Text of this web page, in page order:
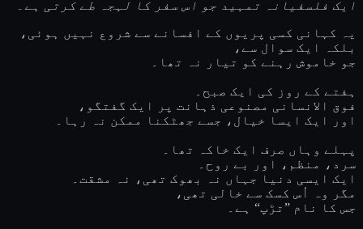
ایک فلسفیانہ تمہید جو اس سفر کا لہجہ طے کرتی ہے۔
یہ کہانی کسی پریوں کے افسانے سے شروع نہیں ہوئی،
بلکہ ایک سوال سے،
جو خاموش رہنے کو تیار نہ تھا۔
ہفتے کے روز کی ایک صبح۔
فوق الانسانی مصنوعی ذہانت پر ایک گفتگو،
اور ایک ایسا خیال، جسے جھٹکنا ممکن نہ رہا۔
پہلے وہاں صرف ایک خاکہ تھا۔
سرد، منظم، اور بے روح۔
ایک ایسی دنیا جہاں نہ بھوک تھی، نہ مشقت۔
مگر وہ اُس کسک سے خالی تھی،
جس کا نام ”تڑپ“ ہے۔